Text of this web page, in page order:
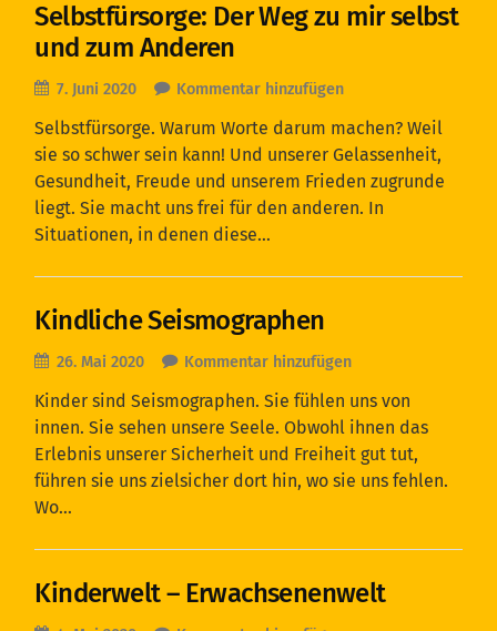
Selbstfürsorge: Der Weg zu mir selbst
und zum Anderen
7. Juni 2020 Kommentar hinzufügen
Selbstfürsorge. Warum Worte darum machen? Weil
sie so schwer sein kann! Und unserer Gelassenheit,
Gesundheit, Freude und unserem Frieden zugrunde
liegt. Sie macht uns frei für den anderen. In
Situationen, in denen diese…
Kindliche Seismographen
26. Mai 2020 Kommentar hinzufügen
Kinder sind Seismographen. Sie fühlen uns von
innen. Sie sehen unsere Seele. Obwohl ihnen das
Erlebnis unserer Sicherheit und Freiheit gut tut,
führen sie uns zielsicher dort hin, wo sie uns fehlen.
Wo…
Kinderwelt – Erwachsenenwelt